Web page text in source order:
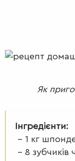
Як
Інгредієнти:
– 1 кг
– 8 зубчиків